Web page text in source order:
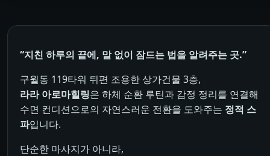
“지친 하루의 끝에, 말 없이 잠드는 법을 알려주는 곳.”
구월동 119타워 뒤편 조용한 상가건물 3층,
라라 아로마힐링은 하체 순환 루틴과 감정 정리를 연결해
수면 컨디션으로의 자연스러운 전환을 도와주는 정적 스
파입니다.
단순한 마사지가 아니라,